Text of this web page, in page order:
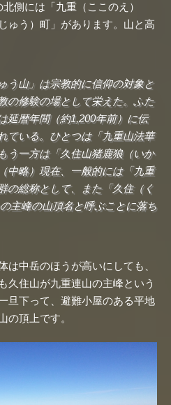
側には「九重（ここのえ）
ゅう）町」があります。山と高
う山」は宗教的に信仰の対象と
の修験の場として栄えた。ふた
延暦年間（約1,200年前）に伝
ている。ひとつは「九重山法華
う一方は「久住山猪鹿狼（いか
中略）現在、一般的には「九重
の総称として、また「久住（く
主峰の山頂名と呼ぶことに落ち
は中岳のほうが高いにしても、
久住山が九重連山の主峰という
旦下って、避難小屋のある平地
の頂上です。